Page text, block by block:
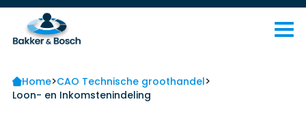
Home>CAO Technische groothandel>
Loon- en Inkomstenindeling